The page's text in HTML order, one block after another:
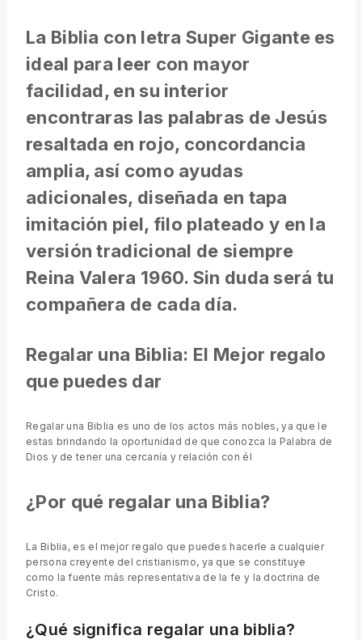
La Biblia con letra Super Gigante es
ideal para leer con mayor
facilidad, en su interior
encontraras las palabras de Jesús
resaltada en rojo, concordancia
amplia, así como ayudas
adicionales, diseñada en tapa
imitación piel, filo plateado y en la
versión tradicional de siempre
Reina Valera 1960. Sin duda será tu
compañera de cada día.
Regalar una Biblia: El Mejor regalo
que puedes dar
Regalar una Biblia es uno de los actos más nobles, ya que le
estas brindando la oportunidad de que conozca la Palabra de
Dios y de tener una cercanía y relación con él
¿Por qué regalar una Biblia?
La Biblia, es el mejor regalo que puedes hacerle a cualquier
persona creyente del cristianismo, ya que se constituye
como la fuente más representativa de la fe y la doctrina de
Cristo.
¿Qué significa regalar una biblia?